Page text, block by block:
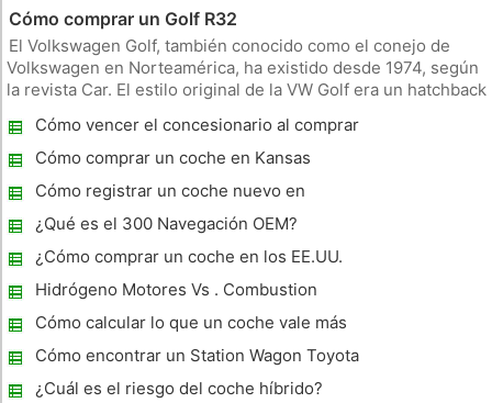
Cómo comprar un Golf R32
El Volkswagen Golf, también conocido como el conejo de
Volkswagen en Norteamérica, ha existido desde 1974, según
la revista Car. El estilo original de la VW Golf era un hatchback
y tenía inesperada popularidad, lo que llevó Volkswagen para
Cómo vencer el concesionario al comprar
un coche nuevo
Cómo comprar un coche en Kansas
Cómo registrar un coche nuevo en
¿Qué es el 300 Navegación OEM?
¿Cómo comprar un coche en los EE.UU.
como residente canadiense?
Hidrógeno Motores Vs . Combustion
Engines
Cómo calcular lo que un coche vale más
Cómo encontrar un Station Wagon Toyota
¿Cuál es el riesgo del coche híbrido?